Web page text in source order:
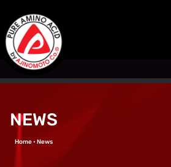
NEWS
Home • News